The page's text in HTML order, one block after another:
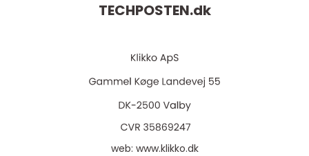
TECHPOSTEN.dk
web: www.klikko.dk